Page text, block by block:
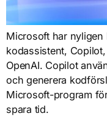
Microsoft har nyligen
kodassistent,
OpenAI. Copilot
och generera
Microsoft-program
spara tid.